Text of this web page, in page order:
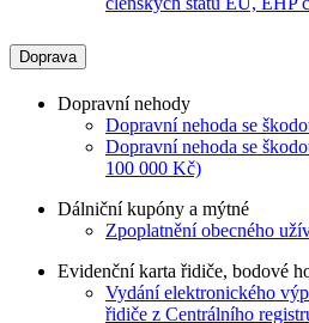
Doprava
Dopravní nehody
Dopravní nehoda se
Dopravní nehoda se
100 000 Kč)
Dálniční kupóny a mýtné
Zpoplatnění obecného
Evidenční karta řidiče, bodové
Vydání elektronického
řidiče z Centrálního